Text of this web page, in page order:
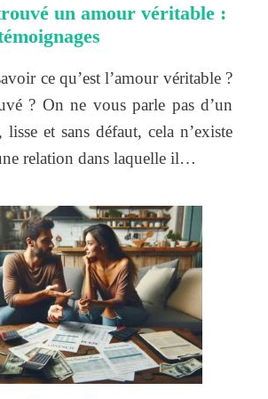
un amour véritable :
ce qu’est l’amour véritable ?
? On ne vous parle pas d’un
et sans défaut, cela n’existe
relation dans laquelle il…